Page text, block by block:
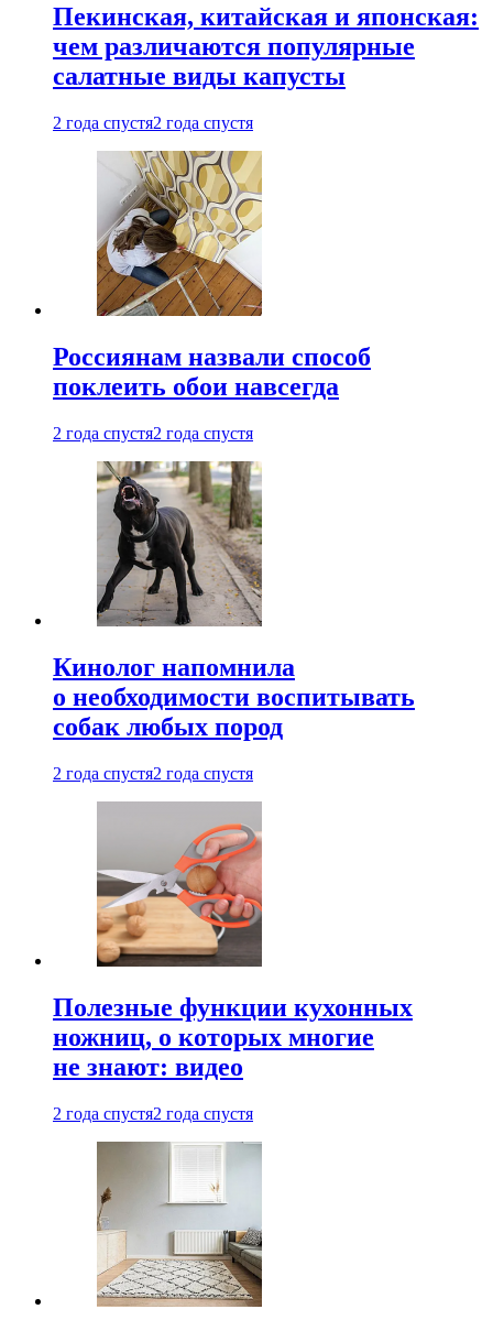
Пекинская, китайская и японская:
чем различаются популярные
салатные виды капусты
2 года спустя2 года спустя
Россиянам назвали способ
поклеить обои навсегда
2 года спустя2 года спустя
Кинолог напомнила
о необходимости воспитывать
собак любых пород
2 года спустя2 года спустя
Полезные функции кухонных
ножниц, о которых многие
не знают: видео
2 года спустя2 года спустя